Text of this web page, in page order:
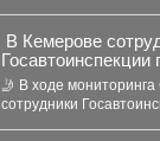
В Кемерове
Госавтоинспекции
ответственности
по встречной
🤳 В ходе
сотрудники